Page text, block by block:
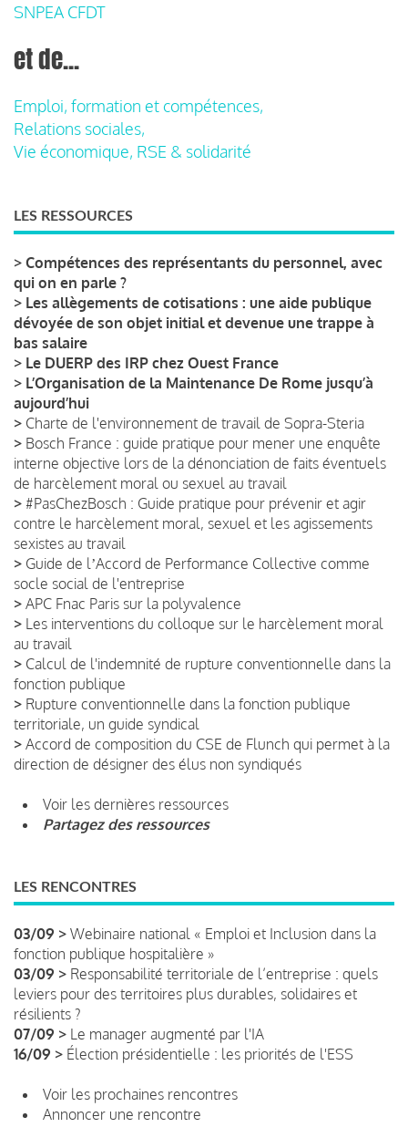
SNPEA CFDT
et de...
Emploi, formation et compétences,
Relations sociales,
Vie économique, RSE & solidarité
LES RESSOURCES
> Compétences des représentants du personnel, avec
qui on en parle ?
> Les allègements de cotisations : une aide publique
dévoyée de son objet initial et devenue une trappe à
bas salaire
> Le DUERP des IRP chez Ouest France
> L’Organisation de la Maintenance De Rome jusqu’à
aujourd’hui
> Charte de l'environnement de travail de Sopra-Steria
> Bosch France : guide pratique pour mener une enquête
interne objective lors de la dénonciation de faits éventuels
de harcèlement moral ou sexuel au travail
> #PasChezBosch : Guide pratique pour prévenir et agir
contre le harcèlement moral, sexuel et les agissements
sexistes au travail
> Guide de lʼAccord de Performance Collective comme
socle social de l'entreprise
> APC Fnac Paris sur la polyvalence
> Les interventions du colloque sur le harcèlement moral
au travail
> Calcul de l'indemnité de rupture conventionnelle dans la
fonction publique
> Rupture conventionnelle dans la fonction publique
territoriale, un guide syndical
> Accord de composition du CSE de Flunch qui permet à la
direction de désigner des élus non syndiqués
Voir les dernières ressources
Partagez des ressources
LES RENCONTRES
03/09 > Webinaire national « Emploi et Inclusion dans la
fonction publique hospitalière »
03/09 > Responsabilité territoriale de l’entreprise : quels
leviers pour des territoires plus durables, solidaires et
résilients ?
07/09 > Le manager augmenté par l'IA
16/09 > Élection présidentielle : les priorités de l'ESS
Voir les prochaines rencontres
Annoncer une rencontre